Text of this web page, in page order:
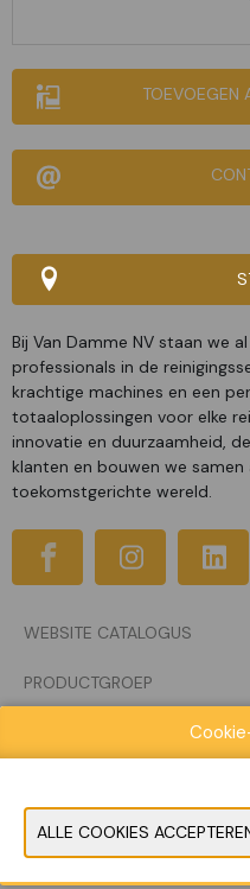
TOEVOEGEN
Bij Van Damme NV staan we
professionals in de
krachtige machines en een
totaaloplossingen voor elke
innovatie en duurzaamheid,
klanten en bouwen we
toekomstgerichte wereld.
WEBSITE CATALOGUS
PRODUCTGROEP